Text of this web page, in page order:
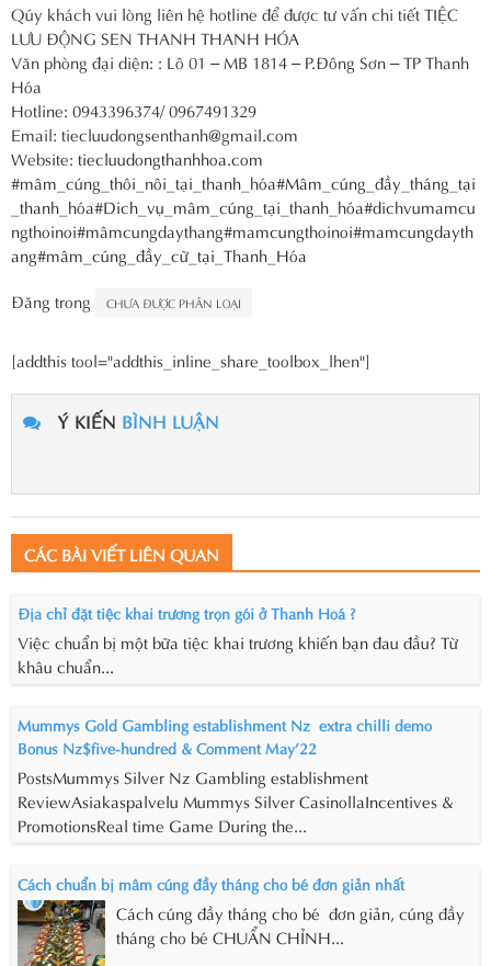
Qúy khách vui lòng liên hệ hotline để được tư vấn chi tiết TIỆC
LƯU ĐỘNG SEN THANH THANH HÓA
Văn phòng đại diện: : Lô 01 – MB 1814 – P.Đông Sơn – TP Thanh
Hóa
Hotline: 0943396374/ 0967491329
Email: tiecluudongsenthanh@gmail.com
Website: tiecluudongthanhhoa.com
#mâm_cúng_thôi_nôi_tại_thanh_hóa#Mâm_cúng_đầy_tháng_tại
_thanh_hóa#Dich_vụ_mâm_cúng_tại_thanh_hóa#dichvumamcu
ngthoinoi#mâmcungdaythang#mamcungthoinoi#mamcungdayth
ang#mâm_cúng_đầy_cữ_tại_Thanh_Hóa
Đăng trong
CHƯA ĐƯỢC PHÂN LOẠI
[addthis tool="addthis_inline_share_toolbox_lhen"]
Ý KIẾN BÌNH LUẬN
CÁC BÀI VIẾT LIÊN QUAN
Địa chỉ đặt tiệc khai trương trọn gói ở Thanh Hoá ?
Việc chuẩn bị một bữa tiệc khai trương khiến bạn đau đầu? Từ
khâu chuẩn...
Mummys Gold Gambling establishment Nz ️ extra chilli demo
Bonus Nz$five-hundred & Comment May’22
PostsMummys Silver Nz Gambling establishment
ReviewAsiakaspalvelu Mummys Silver CasinollaIncentives &
PromotionsReal time Game During the...
Cách chuẩn bị mâm cúng đầy tháng cho bé đơn giản nhất
Cách cúng đầy tháng cho bé đơn giản, cúng đầy
tháng cho bé CHUẨN CHỈNH...